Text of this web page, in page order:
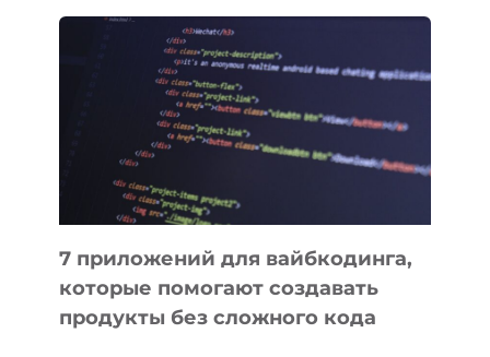
ПОЛЕЗНЫХ
ИНСТРУМЕНТОВ
ДЛЯ
РАБОТЫ
7 приложений для вайбкодинга,
которые помогают создавать
продукты без сложного кода